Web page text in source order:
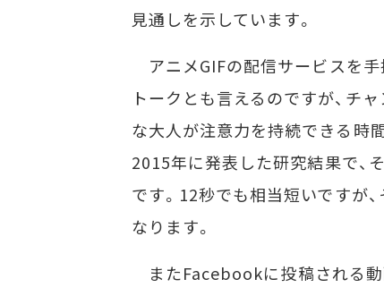
見通しを示しています。
アニメGIFの配信サービスを手
トークとも言えるのですが、チ
な大人が注意力を持続できる時
2015年に発表した研究結果で、
です。12秒でも相当短いですが
なります。
またFacebookに投稿される動